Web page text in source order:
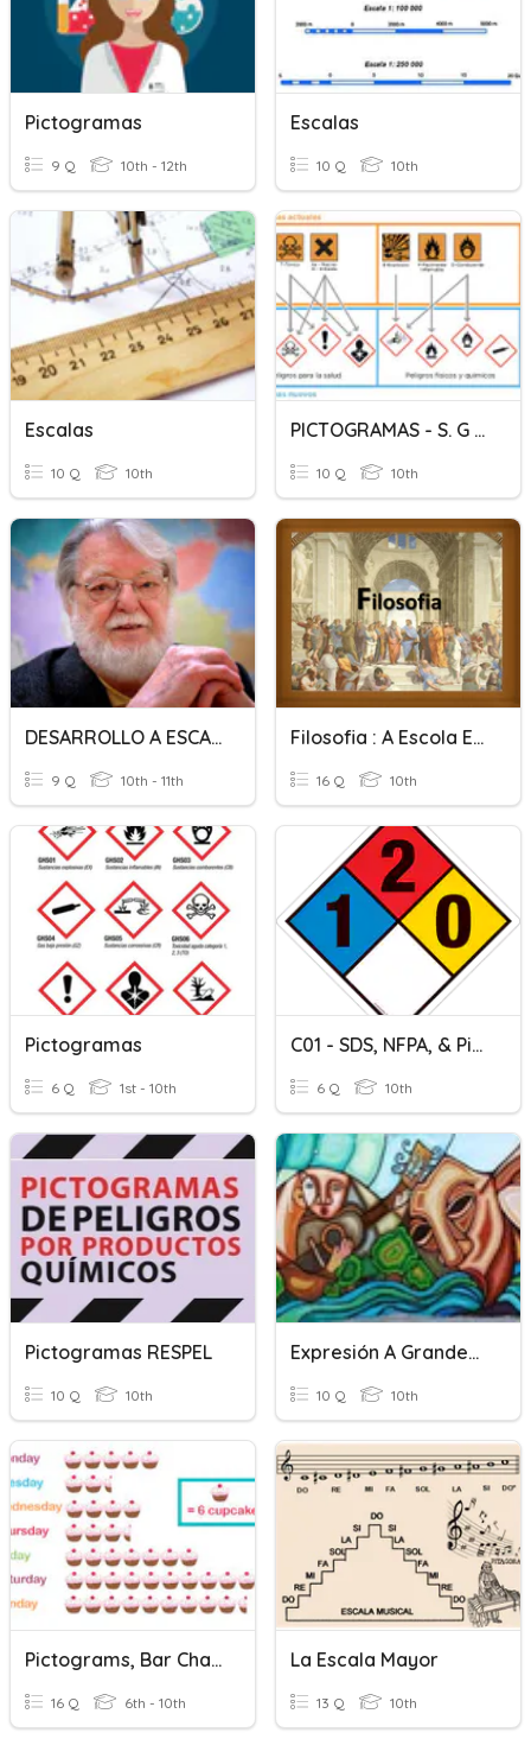
Pictogramas
9 Q 10th - 12th
Escalas
10 Q 10th
Escalas
10 Q 10th
PICTOGRAMAS - S. G . A
10 Q 10th
DESARROLLO A ESCALA HUMANA
9 Q 10th - 11th
Filosofia : A Escola Eleata, A Escola De Éfeso
16 Q 10th
Pictogramas
6 Q 1st - 10th
C01 - SDS, NFPA, & Pictograms
6 Q 10th
Pictogramas RESPEL
10 Q 10th
Expresión A Grandes Escalas
10 Q 10th
Pictograms, Bar Charts, Pie Charts.
16 Q 6th - 10th
La Escala Mayor
13 Q 10th